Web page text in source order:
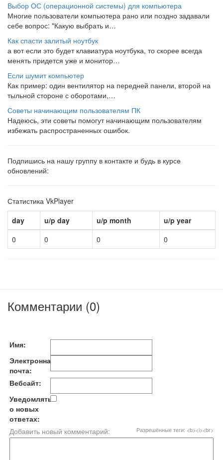
Выбор ОС (операционной системы) для компьютера
Многие пользователи компьютера рано или поздно задавали
себе вопрос: "Какую выбрать и…
Как спасти залитый ноутбук
а вот если это будет клавиатура ноутбука, то скорее всегда
менять придется уже и монитор…
Если шумит компьютер
Как пример: один вентилятор на передней панели, второй на
тыльной стороне с оборотами,…
Советы начинающим пользователям ПК
Надеюсь, эти советы помогут начинающим пользователям
избежать распространенных ошибок.
Подпишись на нашу группу в контакте и будь в курсе
обновлений:
Статистика VkPlayer
day
u/p day u/p month
u/p year
0
0 0 0
Комментарии (0)
Имя:
Электронная
почта:
Вебсайт:
Уведомлять
о новых
ответах:
Разрешённые теги: <b><i><br>
Добавить новый комментарий: